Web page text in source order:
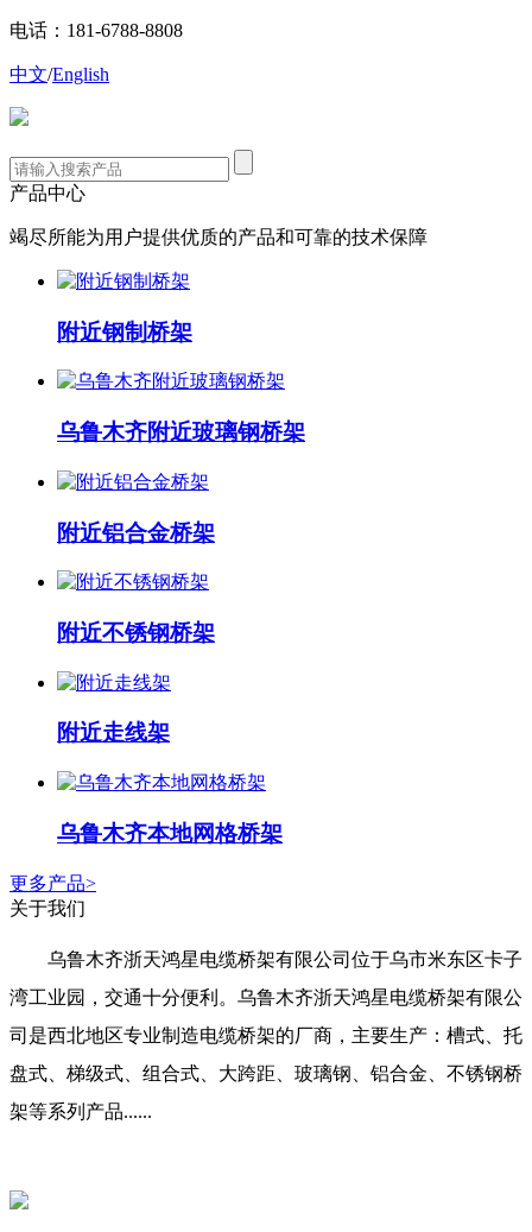
电话：181-6788-8808
中文/English
产品中心
竭尽所能为用户提供优质的产品和可靠的技术保障
附近钢制桥架
乌鲁木齐附近玻璃钢桥架
附近铝合金桥架
附近不锈钢桥架
附近走线架
乌鲁木齐本地网格桥架
更多产品>
关于我们
乌鲁木齐浙天鸿星电缆桥架有限公司位于乌市米东区卡子
湾工业园，交通十分便利。乌鲁木齐浙天鸿星电缆桥架有限公
司是西北地区专业制造电缆桥架的厂商，主要生产：槽式、托
盘式、梯级式、组合式、大跨距、玻璃钢、铝合金、不锈钢桥
架等系列产品......